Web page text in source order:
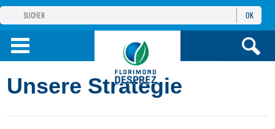
GRUPPE
PRODUKTE
OK
Unsere Strategie